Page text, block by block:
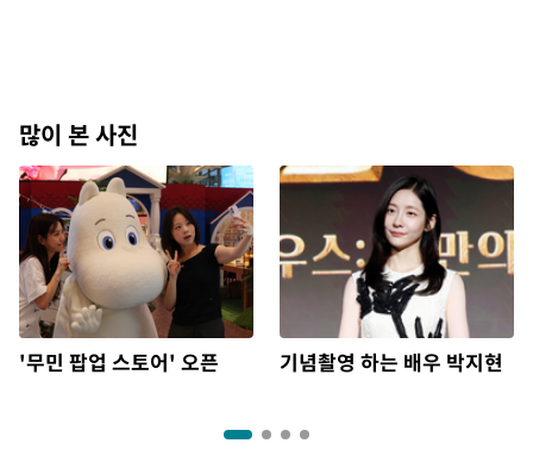
많이 본 사진
'무민 팝업 스토어' 오픈 기념촬영 하는 배우 박지현